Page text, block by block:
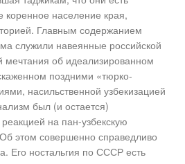
население края,
Главным содержанием
служили навеянные российской
мечтания об идеализированном
поздними «тюрко-
насильственной узбекизацией
был (и остается)
на пан-узбекскую
этом совершенно справедливо
Его ностальгия по СССР есть